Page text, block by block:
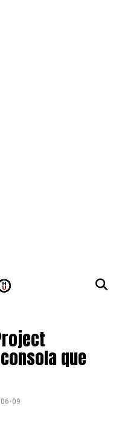
que
09